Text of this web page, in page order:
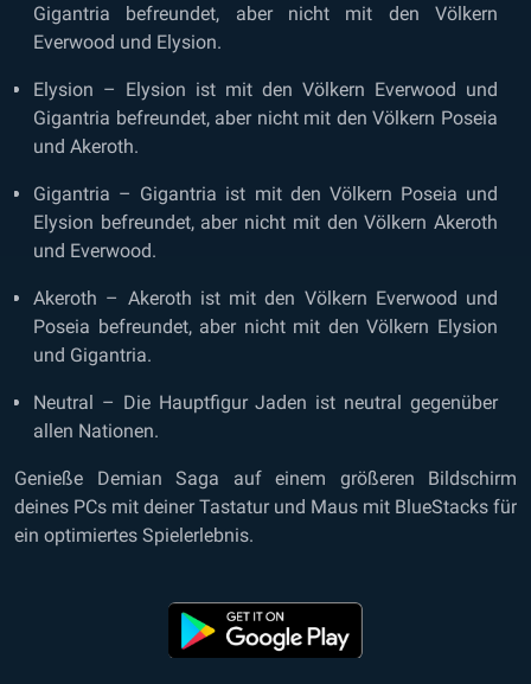
Gigantria befreundet, aber nicht mit den Völkern
Everwood und Elysion.
Elysion – Elysion ist mit den Völkern Everwood und
Gigantria befreundet, aber nicht mit den Völkern Poseia
und Akeroth.
Gigantria – Gigantria ist mit den Völkern Poseia und
Elysion befreundet, aber nicht mit den Völkern Akeroth
und Everwood.
Akeroth – Akeroth ist mit den Völkern Everwood und
Poseia befreundet, aber nicht mit den Völkern Elysion
und Gigantria.
Neutral – Die Hauptfigur Jaden ist neutral gegenüber
allen Nationen.
Genieße Demian Saga auf einem größeren Bildschirm
deines PCs mit deiner Tastatur und Maus mit BlueStacks für
ein optimiertes Spielerlebnis.